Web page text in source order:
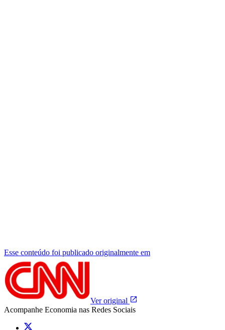
Esse conteúdo foi publicado originalmente em
Ver original
Acompanhe Economia nas Redes Sociais